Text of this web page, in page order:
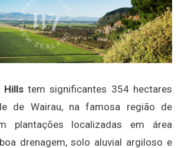
Hillstem significantes 354 hectares
de Wairau, na famosa região de
plantações localizadas em área
drenagem, solo aluvial argiloso e